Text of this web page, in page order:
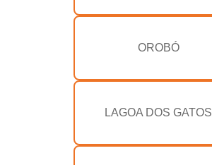
OROBÓ
LAGOA DOS GATOS